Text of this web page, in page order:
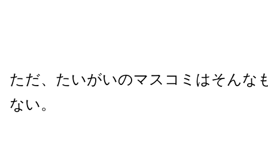
ただ、たいがいのマスコミはそんな
ない。